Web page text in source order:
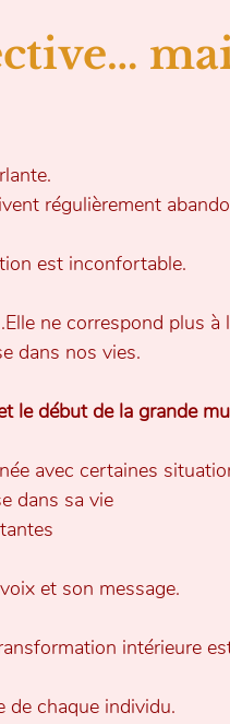
régulièrement
est inconfortable.
ne correspond plus à
dans nos vies.
le début de la grande
avec certaines
dans sa vie
et son message.
intérieure
de chaque individu.